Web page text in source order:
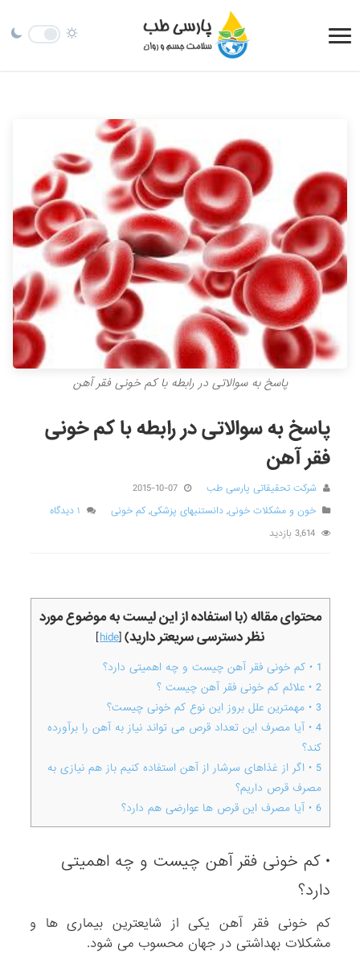
پاسخ به سوالاتی در رابطه با کم خونی فقر آهن
پاسخ به سوالاتی در رابطه با کم خونی
فقر آهن
شرکت تحقیقاتی پارسی طب
2015-10-07
خون و مشکلات خونی,دانستنیهای پزشکی,کم خونی
۱ دیدگاه
3,614 بازدید
محتوای مقاله (با استفاده از این لیست به موضوع مورد
نظر دسترسی سریعتر دارید)[
hide
]
1 • کم خونی فقر آهن چیست و چه اهمیتی دارد؟
2 • علائم کم خونی فقر آهن چیست ؟
3 • مهمترین علل بروز این نوع کم خونی چیست؟
4 • آیا مصرف این تعداد قرص می تواند نیاز به آهن را برآورده
کند؟
5 • اگر از غذاهای سرشار از آهن استفاده کنیم باز هم نیازی به
مصرف قرص داریم؟
6 • آیا مصرف این قرص ها عوارضی هم دارد؟
• کم خونی فقر آهن چیست و چه اهمیتی
دارد؟
کم خونی فقر آهن یکی از شایعترین بیماری ها و
مشکلات بهداشتی در جهان محسوب می شود.